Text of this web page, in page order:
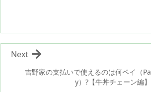
吉野家の支払いで使えるのは何ペイ（Pa
y）?【牛丼チェーン編】
Next